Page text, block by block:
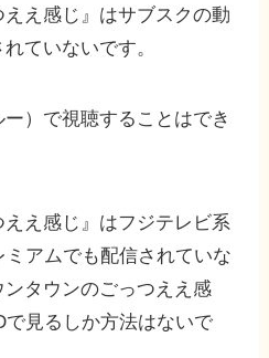
ええ感じ』はサブスクの動
ていないです。
）で視聴することはでき
ええ感じ』はフジテレビ系
アムでも配信されていな
タウンのごっつええ感
で見るしか方法はないで